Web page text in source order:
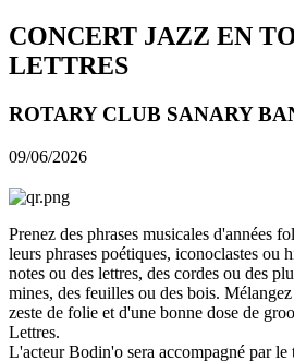
CONCERT JAZZ EN
LETTRES
ROTARY CLUB SANARY
09/06/2026
Prenez des phrases musicales d'années
leurs phrases poétiques, iconoclastes ou
notes ou des lettres, des cordes ou des
mines, des feuilles ou des bois.
zeste de folie et d'une bonne dose de
Lettres.
L'acteur Bodin'o sera accompagné par